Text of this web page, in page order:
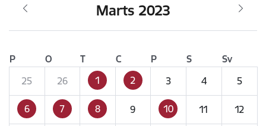
Marts 2023
P O T C P S
Sv
25
26 1 2 3 4 5
6 7 8 9 10 11 12